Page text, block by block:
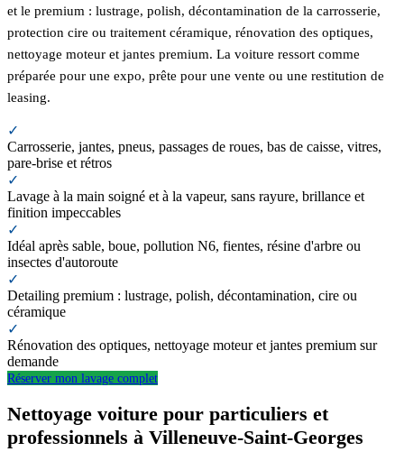
et le premium : lustrage, polish, décontamination de la carrosserie,
protection cire ou traitement céramique, rénovation des optiques,
nettoyage moteur et jantes premium. La voiture ressort comme
préparée pour une expo, prête pour une vente ou une restitution de
leasing.
✓
Carrosserie, jantes, pneus, passages de roues, bas de caisse, vitres,
pare-brise et rétros
✓
Lavage à la main soigné et à la vapeur, sans rayure, brillance et
finition impeccables
✓
Idéal après sable, boue, pollution N6, fientes, résine d'arbre ou
insectes d'autoroute
✓
Detailing premium : lustrage, polish, décontamination, cire ou
céramique
✓
Rénovation des optiques, nettoyage moteur et jantes premium sur
demande
Réserver mon lavage complet
Nettoyage voiture pour particuliers et
professionnels à Villeneuve-Saint-Georges